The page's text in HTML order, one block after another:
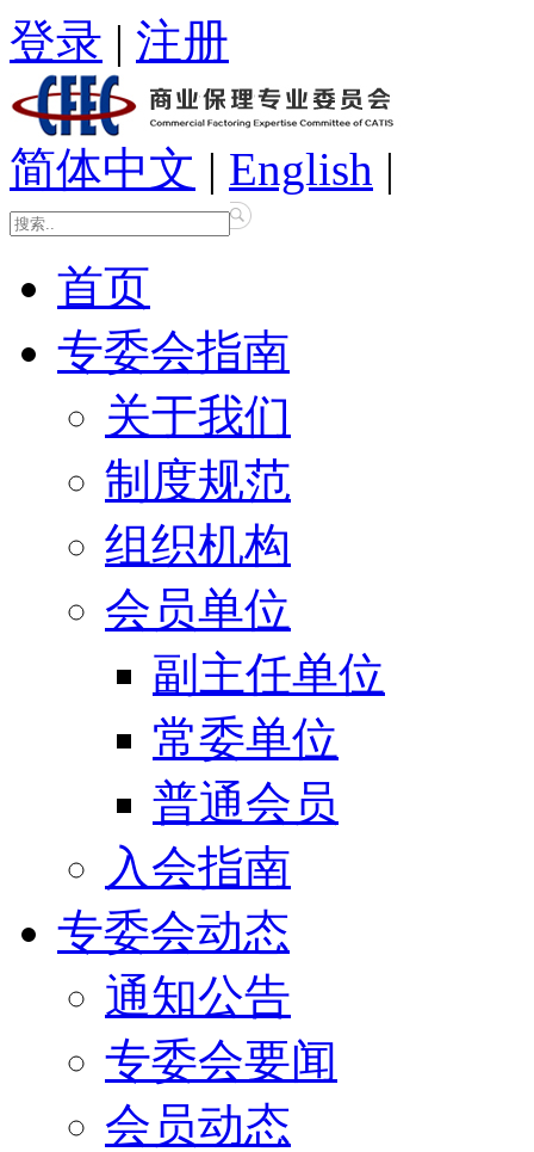
登录 | 注册
简体中文 | English |
首页
专委会指南
关于我们
制度规范
组织机构
会员单位
副主任单位
常委单位
普通会员
入会指南
专委会动态
通知公告
专委会要闻
会员动态